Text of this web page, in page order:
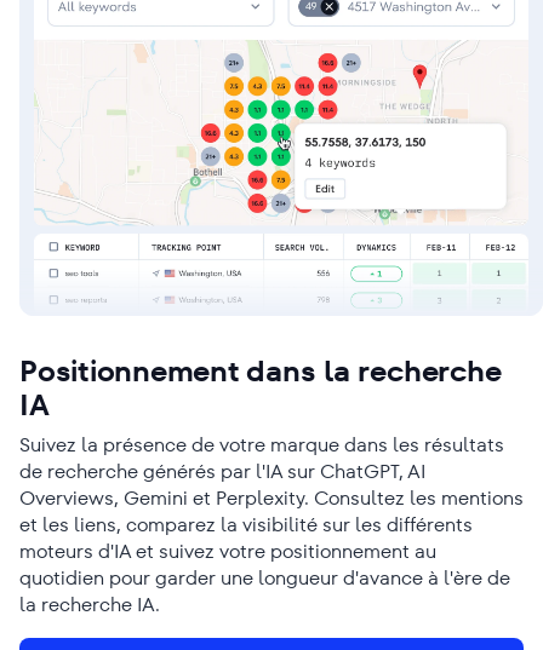
Positionnement dans la recherche
IA
Suivez la présence de votre marque dans les résultats
de recherche générés par l'IA sur ChatGPT, AI
Overviews, Gemini et Perplexity. Consultez les mentions
et les liens, comparez la visibilité sur les différents
moteurs d'IA et suivez votre positionnement au
quotidien pour garder une longueur d'avance à l'ère de
la recherche IA.